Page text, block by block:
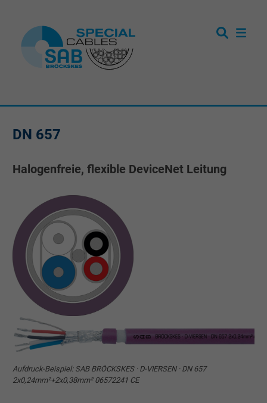
DN 657
Halogenfreie, flexible DeviceNet Leitung
Aufdruck-Beispiel: SAB BRÖCKSKES · D-VIERSEN · DN 657
2x0,24mm²+2x0,38mm² 06572241 CE